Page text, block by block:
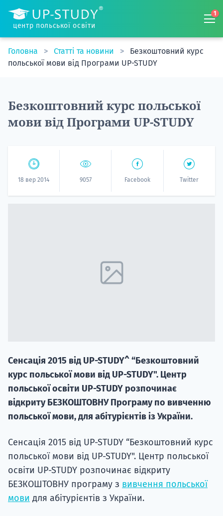
центр польської освіти
1
Головна Статті та новини
Безкоштовний курс
польської мови від Програми UP-STUDY
Безкоштовний курс польської
мови від Програми UP-STUDY
18 вер 2014 9057 Facebook Twitter
Сенсація 2015 від UP-STUDY^ “Безкоштовний
курс польської мови від UP-STUDY". Центр
польської освіти UP-STUDY розпочинає
відкриту БЕЗКОШТОВНУ Програму по вивченню
польської мови, для абітурієнтів із України.
Сенсація 2015 від UP-STUDY “Безкоштовний курс
польської мови від UP-STUDY". Центр польської
освіти UP-STUDY розпочинає відкриту
БЕЗКОШТОВНУ програму з вивчення польської
мови для абітурієнтів з України.